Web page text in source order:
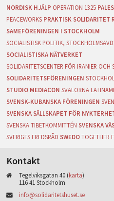
NORDISK HJÄLP OPERATION 1325
PEACEWORKS PRAKTISK SOLIDARITET
SAMEFÖRENINGEN I STOCKHOLM
SOCIALISTISK POLITIK,
SOCIALISTISKA NÄTVERKET
SOLIDARITETSCENTER FÖR IRANIER OCH
SOLIDARITETSFÖRENINGEN
STUDIO MEDIACON SVALORNA
SVENSK-KUBANSKA FÖRENINGEN
SVENSKA SÄLLSKAPET FÖR
SVENSKA TIBETKOMMITTÉN SVENSKA
SVERIGES FREDSRÅD SWEDO TOGETHER
Kontakt
Tegelviksgatan 40 (karta)
116 41 Stockholm
info@solidaritetshuset.se